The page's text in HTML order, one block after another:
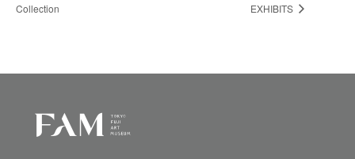
Collection
EXHIBITS